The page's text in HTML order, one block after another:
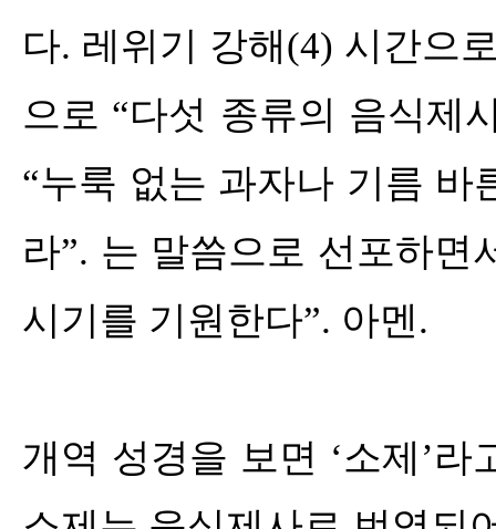
다. 레위기 강해(4) 시간으
으로 “다섯 종류의 음식제
“누룩 없는 과자나 기름 바
라”. 는 말씀으로 선포하면
시기를 기원한다”. 아멘.
개역 성경을 보면 ‘소제 ’라